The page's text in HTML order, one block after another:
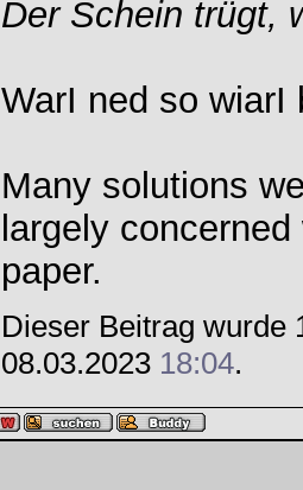
Der Schein trügt,
WarI ned so wiarI
Many solutions
largely
paper.
Dieser Beitrag wurde
08.03.2023 18:04.